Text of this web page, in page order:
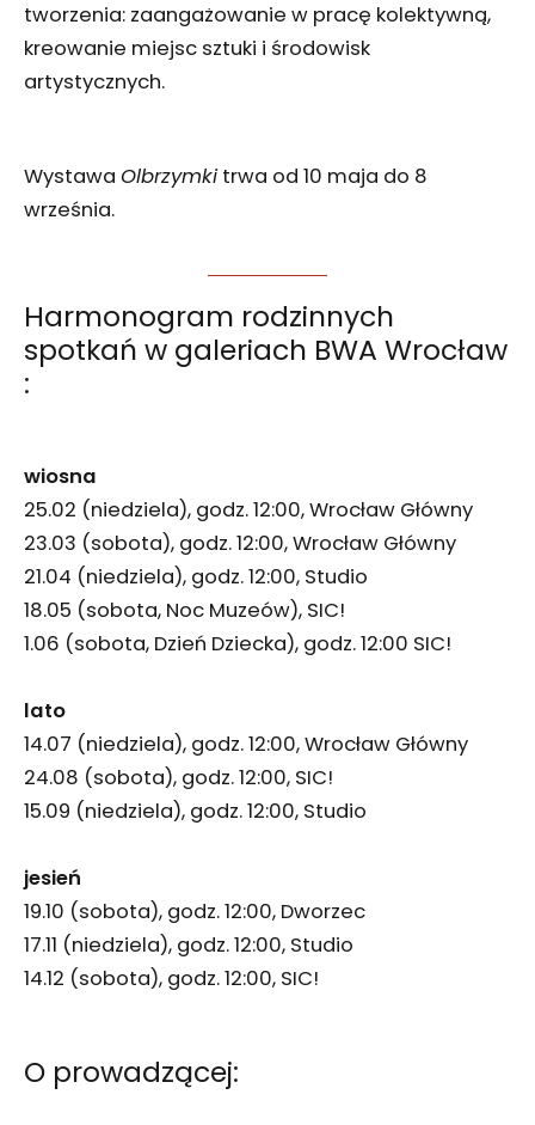
tworzenia: zaangażowanie w pracę kolektywną,
kreowanie miejsc sztuki i środowisk
artystycznych.
Wystawa Olbrzymkitrwa od 10 maja do 8
września.
Harmonogram rodzinnych
spotkań w galeriach BWA Wrocław
:
wiosna
25.02 (niedziela), godz. 12:00, Wrocław Główny
23.03 (sobota), godz. 12:00, Wrocław Główny
21.04 (niedziela), godz. 12:00, Studio
18.05 (sobota, Noc Muzeów), SIC!
1.06 (sobota, Dzień Dziecka), godz. 12:00 SIC!
lato
14.07 (niedziela), godz. 12:00, Wrocław Główny
24.08 (sobota), godz. 12:00, SIC!
15.09 (niedziela), godz. 12:00, Studio
jesień
19.10 (sobota), godz. 12:00, Dworzec
17.11 (niedziela), godz. 12:00, Studio
14.12 (sobota), godz. 12:00, SIC!
O prowadzącej: